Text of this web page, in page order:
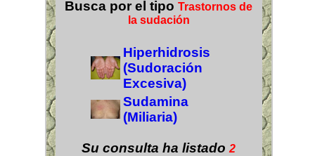
Busca por el tipoTrastornos de
la sudación
Hiperhidrosis
(Sudoración
Excesiva)
Sudamina
(Miliaria)
Su consulta ha listado2